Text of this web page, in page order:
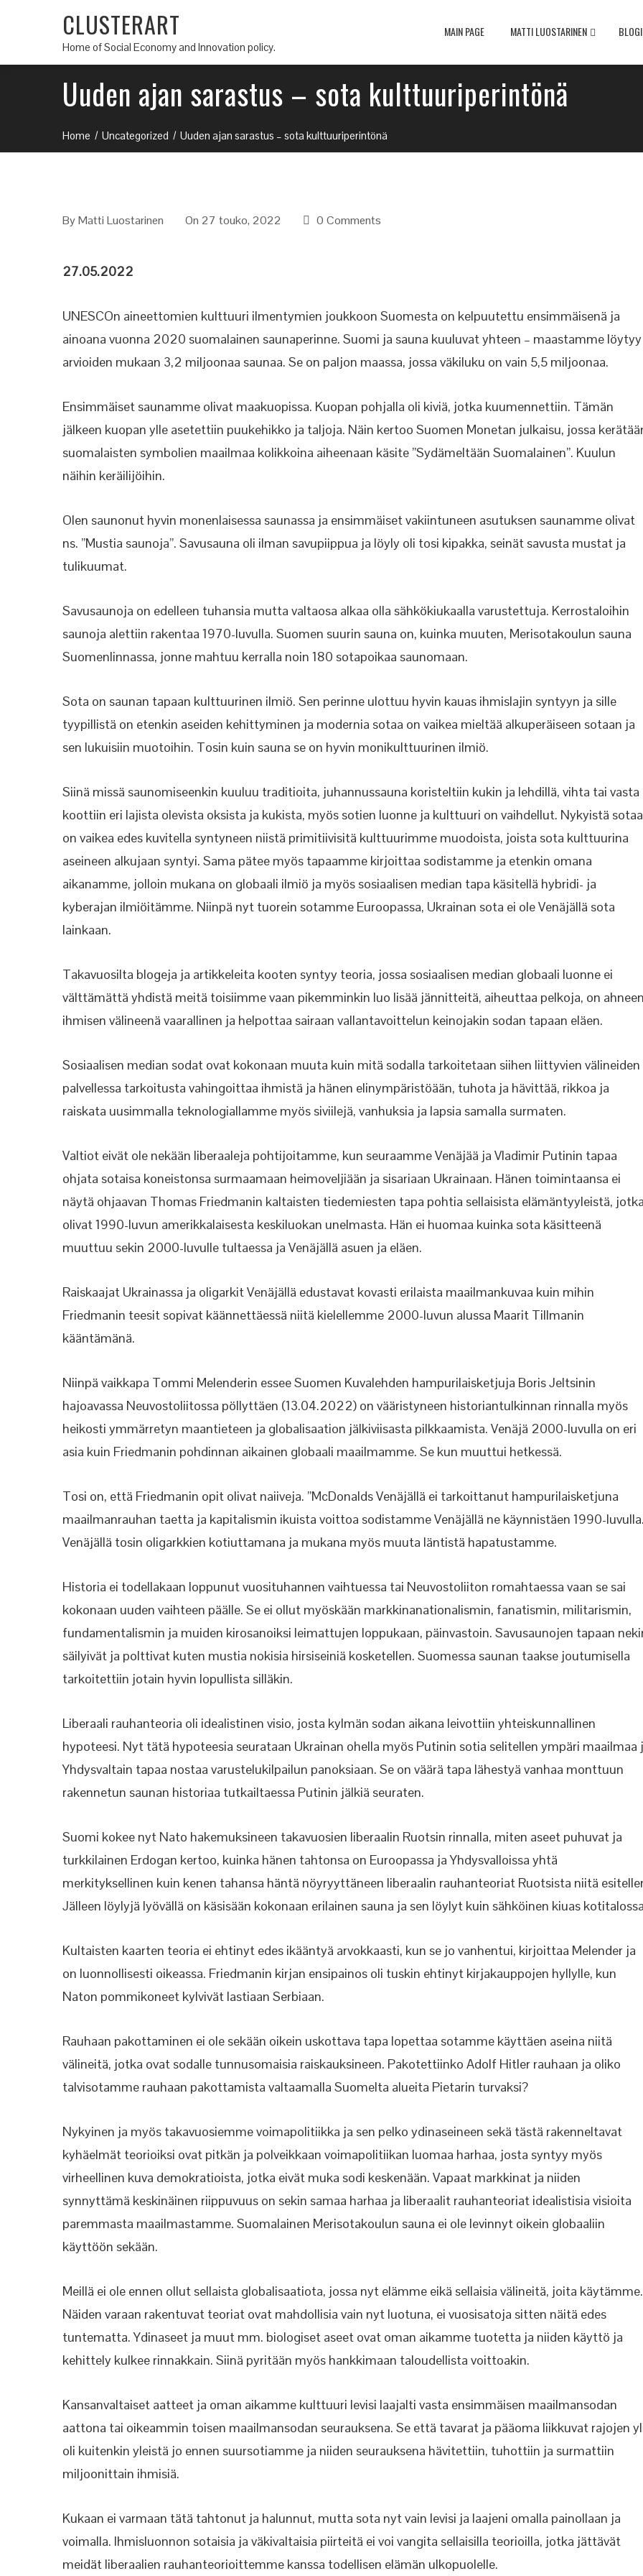
CLUSTERART
Home of Social Economy and Innovation policy.
MAIN PAGE MATTI LUOSTARINEN BLOGI
Uuden ajan sarastus – sota kulttuuriperintönä
Home Uncategorized Uuden ajan sarastus – sota kulttuuriperintönä
ByMatti Luostarinen On 27 touko, 2022 0 Comments
27.05.2022
UNESCOn aineettomien kulttuuri ilmentymien joukkoon Suomesta on kelpuutettu ensimmäisenä ja
ainoana vuonna 2020 suomalainen saunaperinne. Suomi ja sauna kuuluvat yhteen – maastamme löytyy
arvioiden mukaan 3,2 miljoonaa saunaa. Se on paljon maassa, jossa väkiluku on vain 5,5 miljoonaa.
Ensimmäiset saunamme olivat maakuopissa. Kuopan pohjalla oli kiviä, jotka kuumennettiin. Tämän
jälkeen kuopan ylle asetettiin puukehikko ja taljoja. Näin kertoo Suomen Monetan julkaisu, jossa
suomalaisten symbolien maailmaa kolikkoina aiheenaan käsite ”Sydämeltään Suomalainen”. Kuulun
näihin keräilijöihin.
Olen saunonut hyvin monenlaisessa saunassa ja ensimmäiset vakiintuneen asutuksen saunamme olivat
ns. ”Mustia saunoja”. Savusauna oli ilman savupiippua ja löyly oli tosi kipakka, seinät savusta mustat ja
tulikuumat.
Savusaunoja on edelleen tuhansia mutta valtaosa alkaa olla sähkökiukaalla varustettuja. Kerrostaloihin
saunoja alettiin rakentaa 1970-luvulla. Suomen suurin sauna on, kuinka muuten, Merisotakoulun sauna
Suomenlinnassa, jonne mahtuu kerralla noin 180 sotapoikaa saunomaan.
Sota on saunan tapaan kulttuurinen ilmiö. Sen perinne ulottuu hyvin kauas ihmislajin syntyyn ja sille
tyypillistä on etenkin aseiden kehittyminen ja modernia sotaa on vaikea mieltää alkuperäiseen sotaan ja
sen lukuisiin muotoihin. Tosin kuin sauna se on hyvin monikulttuurinen ilmiö.
Siinä missä saunomiseenkin kuuluu traditioita, juhannussauna koristeltiin kukin ja lehdillä, vihta tai vasta
koottiin eri lajista olevista oksista ja kukista, myös sotien luonne ja kulttuuri on vaihdellut. Nykyistä sotaa
on vaikea edes kuvitella syntyneen niistä primitiivisitä kulttuurimme muodoista, joista sota kulttuurina
aseineen alkujaan syntyi. Sama pätee myös tapaamme kirjoittaa sodistamme ja etenkin omana
aikanamme, jolloin mukana on globaali ilmiö ja myös sosiaalisen median tapa käsitellä hybridi- ja
kyberajan ilmiöitämme. Niinpä nyt tuorein sotamme Euroopassa, Ukrainan sota ei ole Venäjällä sota
lainkaan.
Takavuosilta blogeja ja artikkeleita kooten syntyy teoria, jossa sosiaalisen median globaali luonne ei
välttämättä yhdistä meitä toisiimme vaan pikemminkin luo lisää jännitteitä, aiheuttaa pelkoja, on ahneen
ihmisen välineenä vaarallinen ja helpottaa sairaan vallantavoittelun keinojakin sodan tapaan eläen.
Sosiaalisen median sodat ovat kokonaan muuta kuin mitä sodalla tarkoitetaan siihen liittyvien välineiden
palvellessa tarkoitusta vahingoittaa ihmistä ja hänen elinympäristöään, tuhota ja hävittää, rikkoa ja
raiskata uusimmalla teknologiallamme myös siviilejä, vanhuksia ja lapsia samalla surmaten.
Valtiot eivät ole nekään liberaaleja pohtijoitamme, kun seuraamme Venäjää ja Vladimir Putinin tapaa
ohjata sotaisa koneistonsa surmaamaan heimoveljiään ja sisariaan Ukrainaan. Hänen toimintaansa ei
näytä ohjaavan Thomas Friedmanin kaltaisten tiedemiesten tapa pohtia sellaisista elämäntyyleistä, jotka
olivat 1990-luvun amerikkalaisesta keskiluokan unelmasta. Hän ei huomaa kuinka sota käsitteenä
muuttuu sekin 2000-luvulle tultaessa ja Venäjällä asuen ja eläen.
Raiskaajat Ukrainassa ja oligarkit Venäjällä edustavat kovasti erilaista maailmankuvaa kuin mihin
Friedmanin teesit sopivat käännettäessä niitä kielellemme 2000-luvun alussa Maarit Tillmanin
kääntämänä.
Niinpä vaikkapa Tommi Melenderin essee Suomen Kuvalehden hampurilaisketjuja Boris Jeltsinin
hajoavassa Neuvostoliitossa pöllyttäen (13.04.2022) on vääristyneen historiantulkinnan rinnalla myös
heikosti ymmärretyn maantieteen ja globalisaation jälkiviisasta pilkkaamista. Venäjä 2000-luvulla on eri
asia kuin Friedmanin pohdinnan aikainen globaali maailmamme. Se kun muuttui hetkessä.
Tosi on, että Friedmanin opit olivat naiiveja. ”McDonalds Venäjällä ei tarkoittanut hampurilaisketjuna
maailmanrauhan taetta ja kapitalismin ikuista voittoa sodistamme Venäjällä ne käynnistäen 1990-luvulla.
Venäjällä tosin oligarkkien kotiuttamana ja mukana myös muuta läntistä hapatustamme.
Historia ei todellakaan loppunut vuosituhannen vaihtuessa tai Neuvostoliiton romahtaessa vaan se sai
kokonaan uuden vaihteen päälle. Se ei ollut myöskään markkinanationalismin, fanatismin, militarismin,
fundamentalismin ja muiden kirosanoiksi leimattujen loppukaan, päinvastoin. Savusaunojen tapaan
säilyivät ja polttivat kuten mustia nokisia hirsiseiniä kosketellen. Suomessa saunan taakse joutumisella
tarkoitettiin jotain hyvin lopullista silläkin.
Liberaali rauhanteoria oli idealistinen visio, josta kylmän sodan aikana leivottiin yhteiskunnallinen
hypoteesi. Nyt tätä hypoteesia seurataan Ukrainan ohella myös Putinin sotia selitellen ympäri maailmaa
Yhdysvaltain tapaa nostaa varustelukilpailun panoksiaan. Se on väärä tapa lähestyä vanhaa monttuun
rakennetun saunan historiaa tutkailtaessa Putinin jälkiä seuraten.
Suomi kokee nyt Nato hakemuksineen takavuosien liberaalin Ruotsin rinnalla, miten aseet puhuvat ja
turkkilainen Erdogan kertoo, kuinka hänen tahtonsa on Euroopassa ja Yhdysvalloissa yhtä
merkityksellinen kuin kenen tahansa häntä nöyryyttäneen liberaalin rauhanteoriat Ruotsista niitä
Jälleen löylyjä lyövällä on käsisään kokonaan erilainen sauna ja sen löylyt kuin sähköinen kiuas
Kultaisten kaarten teoria ei ehtinyt edes ikääntyä arvokkaasti, kun se jo vanhentui, kirjoittaa Melender ja
on luonnollisesti oikeassa. Friedmanin kirjan ensipainos oli tuskin ehtinyt kirjakauppojen hyllylle, kun
Naton pommikoneet kylvivät lastiaan Serbiaan.
Rauhaan pakottaminen ei ole sekään oikein uskottava tapa lopettaa sotamme käyttäen aseina niitä
välineitä, jotka ovat sodalle tunnusomaisia raiskauksineen. Pakotettiinko Adolf Hitler rauhaan ja oliko
talvisotamme rauhaan pakottamista valtaamalla Suomelta alueita Pietarin turvaksi?
Nykyinen ja myös takavuosiemme voimapolitiikka ja sen pelko ydinaseineen sekä tästä rakenneltavat
kyhäelmät teorioiksi ovat pitkän ja polveikkaan voimapolitiikan luomaa harhaa, josta syntyy myös
virheellinen kuva demokratioista, jotka eivät muka sodi keskenään. Vapaat markkinat ja niiden
synnyttämä keskinäinen riippuvuus on sekin samaa harhaa ja liberaalit rauhanteoriat idealistisia visioita
paremmasta maailmastamme. Suomalainen Merisotakoulun sauna ei ole levinnyt oikein globaaliin
käyttöön sekään.
Meillä ei ole ennen ollut sellaista globalisaatiota, jossa nyt elämme eikä sellaisia välineitä, joita käytämme.
Näiden varaan rakentuvat teoriat ovat mahdollisia vain nyt luotuna, ei vuosisatoja sitten näitä edes
tuntematta. Ydinaseet ja muut mm. biologiset aseet ovat oman aikamme tuotetta ja niiden käyttö ja
kehittely kulkee rinnakkain. Siinä pyritään myös hankkimaan taloudellista voittoakin.
Kansanvaltaiset aatteet ja oman aikamme kulttuuri levisi laajalti vasta ensimmäisen maailmansodan
aattona tai oikeammin toisen maailmansodan seurauksena. Se että tavarat ja pääoma liikkuvat rajojen
oli kuitenkin yleistä jo ennen suursotiamme ja niiden seurauksena hävitettiin, tuhottiin ja surmattiin
miljoonittain ihmisiä.
Kukaan ei varmaan tätä tahtonut ja halunnut, mutta sota nyt vain levisi ja laajeni omalla painollaan ja
voimalla. Ihmisluonnon sotaisia ja väkivaltaisia piirteitä ei voi vangita sellaisilla teorioilla, jotka jättävät
meidät liberaalien rauhanteorioittemme kanssa todellisen elämän ulkopuolelle.